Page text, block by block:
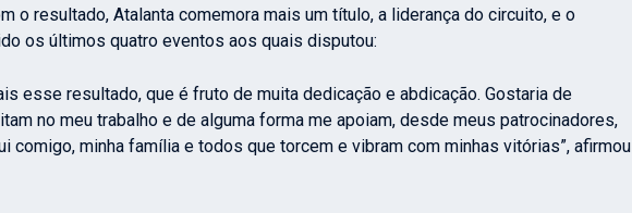
o resultado, Atalanta comemora mais um título, a liderança do circuito, e o
os últimos quatro eventos aos quais disputou:
esse resultado, que é fruto de muita dedicação e abdicação. Gostaria de
no meu trabalho e de alguma forma me apoiam, desde meus patrocinadores,
comigo, minha família e todos que torcem e vibram com minhas vitórias”, afirmou